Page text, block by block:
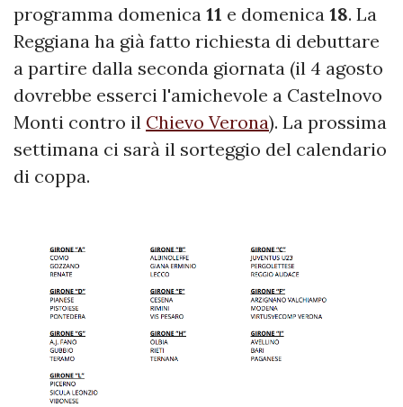
programma domenica 11 e domenica 18. La
Reggiana ha già fatto richiesta di debuttare
a partire dalla seconda giornata (il 4 agosto
dovrebbe esserci l'amichevole a Castelnovo
Monti contro il Chievo Verona). La prossima
settimana ci sarà il sorteggio del calendario
di coppa.